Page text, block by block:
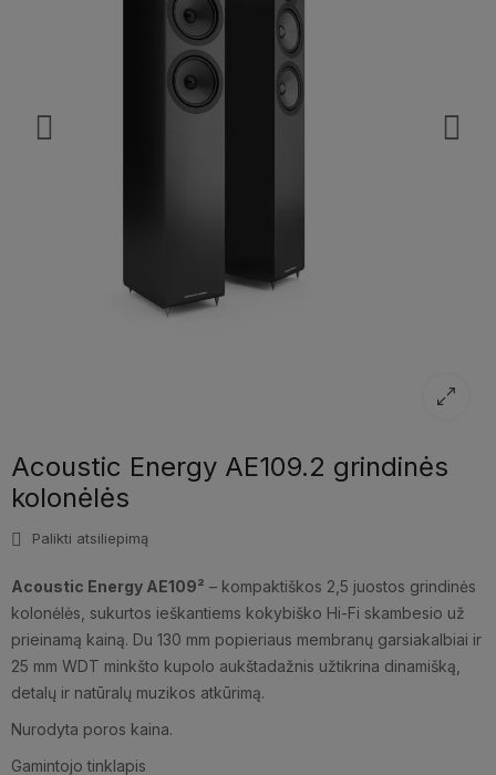
Acoustic Energy AE109.2 grindinės
kolonėlės
Palikti atsiliepimą
Acoustic Energy AE109² – kompaktiškos 2,5 juostos grindinės
kolonėlės, sukurtos ieškantiems kokybiško Hi-Fi skambesio už
prieinamą kainą. Du 130 mm popieriaus membranų garsiakalbiai ir
25 mm WDT minkšto kupolo aukštadažnis užtikrina dinamišką,
detalų ir natūralų muzikos atkūrimą.
Nurodyta poros kaina.
Gamintojo tinklapis